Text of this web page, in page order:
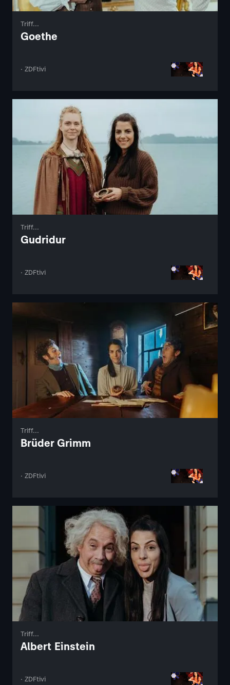
Triff...
Goethe
· ZDFtivi
Triff...
Gudridur
· ZDFtivi
Triff...
Brüder Grimm
· ZDFtivi
Triff...
Albert Einstein
· ZDFtivi